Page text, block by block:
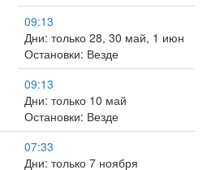
09:13
Дни: только 28, 30 май, 1 июн
Остановки: Везде
09:13
Дни: только 10 май
Остановки: Везде
07:33
Дни: только 7 ноября